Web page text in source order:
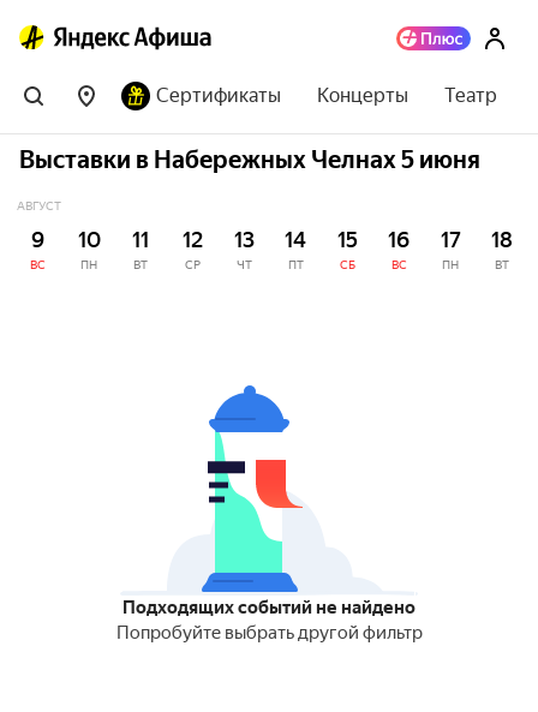
Сертификаты Концерты Театр
Выставки в Набережных Челнах 5 июня
АВГУСТ
9
ВС
10
ПН
11
ВТ
12
СР
13
ЧТ
14
ПТ
15
СБ
16
ВС
17
ПН
18
ВТ
Подходящих событий не найдено
Попробуйте выбрать другой фильтр